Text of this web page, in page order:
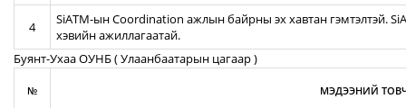
4
SiATM-ын Coordination ажлын байрны эх хавтан гэмтэлтэй.
хэвийн ажиллагаатай.
Буянт-Ухаа ОУНБ ( Улаанбаатарын цагаар )
№ МЭДЭЭНИЙ